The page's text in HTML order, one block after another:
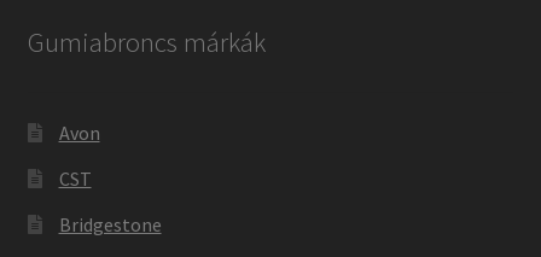
Gumiabroncs márkák
Avon
CST
Bridgestone